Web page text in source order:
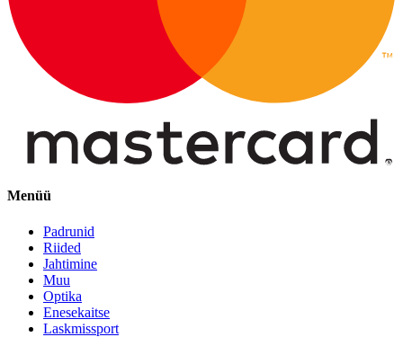
Menüü
Padrunid
Riided
Jahtimine
Muu
Optika
Enesekaitse
Laskmissport